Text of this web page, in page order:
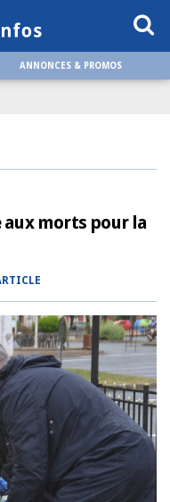
ANNONCES & PROMOS
aux morts pour la